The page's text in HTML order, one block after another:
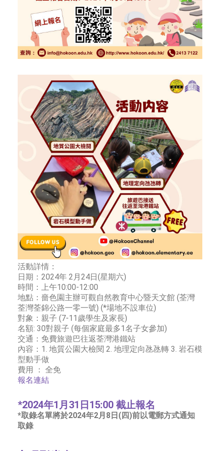
活動詳情：
日期：2024年 2月24日(星期六)
時間：上午10:00-12:00
地點：嗇色園主辦可觀自然教育中心暨天文館 (荃灣
荃灣荃錦公路一零一號) (*場地不設車位)
對象：親子 (7-11歲學生及家長)
名額: 30對親子 (每個家庭最多1名子女參加)
交通：免費旅遊巴往返荃灣港鐵站
內容：1. 地質公園大檢閱 2. 地理定向氹氹轉 3. 岩石模
型動手做
費用 ： 全免
報名連結
*2024年1月31日15:00 截止報名
*取錄名單將於2024年2月8日(四)前以電郵方式通知
取錄